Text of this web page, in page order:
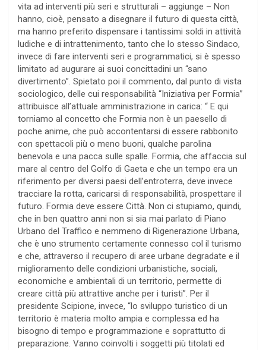
vita ad interventi più seri e strutturali – aggiunge – Non
hanno, cioè, pensato a disegnare il futuro di questa città,
ma hanno preferito dispensare i tantissimi soldi in attività
ludiche e di intrattenimento, tanto che lo stesso Sindaco,
invece di fare interventi seri e programmatici, si è spesso
limitato ad augurare ai suoi concittadini un “sano
divertimento”. Spietato poi il commento, dal punto di vista
sociologico, delle cui responsabilità “Iniziativa per Formia”
attribuisce all’attuale amministrazione in carica: “ E qui
torniamo al concetto che Formia non è un paesello di
poche anime, che può accontentarsi di essere rabbonito
con spettacoli più o meno buoni, qualche parolina
benevola e una pacca sulle spalle. Formia, che affaccia sul
mare al centro del Golfo di Gaeta e che un tempo era un
riferimento per diversi paesi dell’entroterra, deve invece
tracciare la rotta, caricarsi di responsabilità, prospettare il
futuro. Formia deve essere Città. Non ci stupiamo, quindi,
che in ben quattro anni non si sia mai parlato di Piano
Urbano del Traffico e nemmeno di Rigenerazione Urbana,
che è uno strumento certamente connesso col il turismo
e che, attraverso il recupero di aree urbane degradate e il
miglioramento delle condizioni urbanistiche, sociali,
economiche e ambientali di un territorio, permette di
creare città più attrattive anche per i turisti”. Per il
presidente Scipione, invece, “lo sviluppo turistico di un
territorio è materia molto ampia e complessa ed ha
bisogno di tempo e programmazione e soprattutto di
preparazione. Vanno coinvolti i soggetti più titolati ed